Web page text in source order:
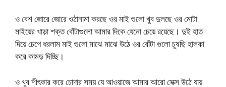
ও বেশ জোরে জোরে ওঠানামা করছে ওর মাই গুলো খুব দুলছে ওর মোটা
মাইয়ের খাড়া শক্ত বোঁটাগুলো আমার দিকে যেনো চেয়ে রয়েছে। দুই হাত
দিয়ে চেপে ধরলাম মাই গুলো মাঝে মাঝে উঠে ওর বোঁটা গুলো চুষছি হালকা
করে কামড় দিচ্ছি।
ও খুব শীৎকার করে চোদার সময় যে আওয়াজে আমার আরো সেক্স উঠে যায়